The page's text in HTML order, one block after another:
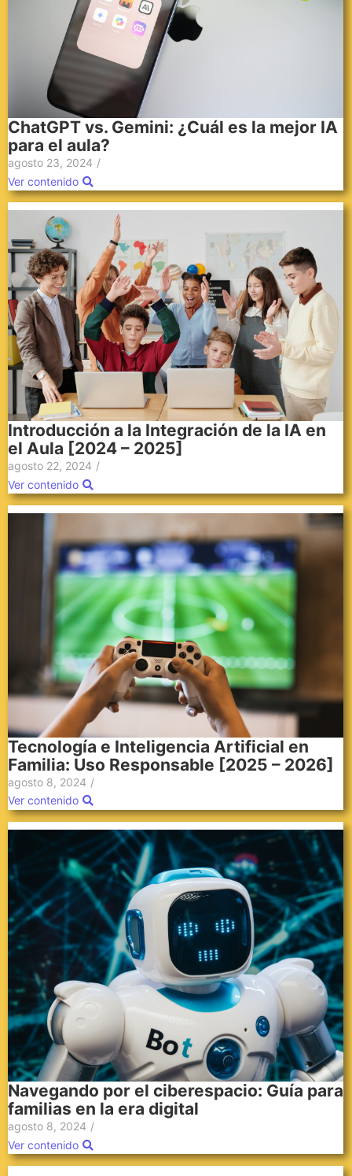
ChatGPT vs. Gemini: ¿Cuál es la mejor IA
para el aula?
agosto 23, 2024 /
Ver contenido
Introducción a la Integración de la IA en
el Aula [2024 – 2025]
agosto 22, 2024 /
Ver contenido
Tecnología e Inteligencia Artificial en
Familia: Uso Responsable [2025 – 2026]
agosto 8, 2024 /
Ver contenido
Navegando por el ciberespacio: Guía para
familias en la era digital
agosto 8, 2024 /
Ver contenido